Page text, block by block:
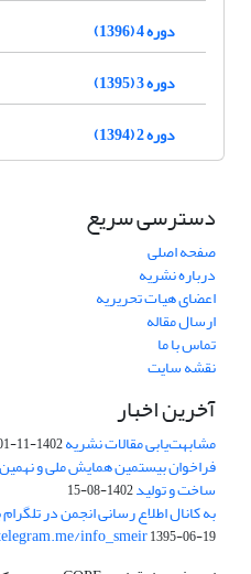
دوره 4 (1396)
دوره 3 (1395)
دوره 2 (1394)
دسترسی سریع
صفحه اصلی
درباره نشریه
اعضای هیات تحریریه
ارسال مقاله
تماس با ما
نقشه سایت
آخرین اخبار
مشابهت‌یابی مقالات نشریه1402-11-01
فراخوان بیستمین همایش ملی و
ساخت و تولید1402-08-15
به کانال اطلاع رسانی انجمن در
info_smeir1395-06-19